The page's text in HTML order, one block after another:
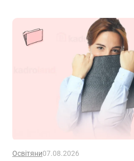
Освітяни07.08.2026